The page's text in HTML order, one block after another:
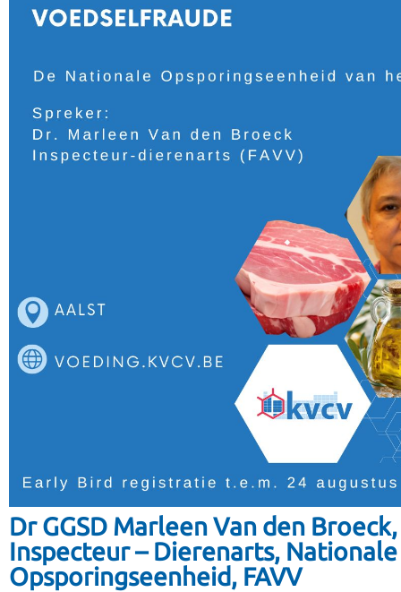
Dr GGSD Marleen Van den Broeck,
Inspecteur – Dierenarts, Nationale
Opsporingseenheid, FAVV